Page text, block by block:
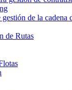
de la cadena
de Rutas